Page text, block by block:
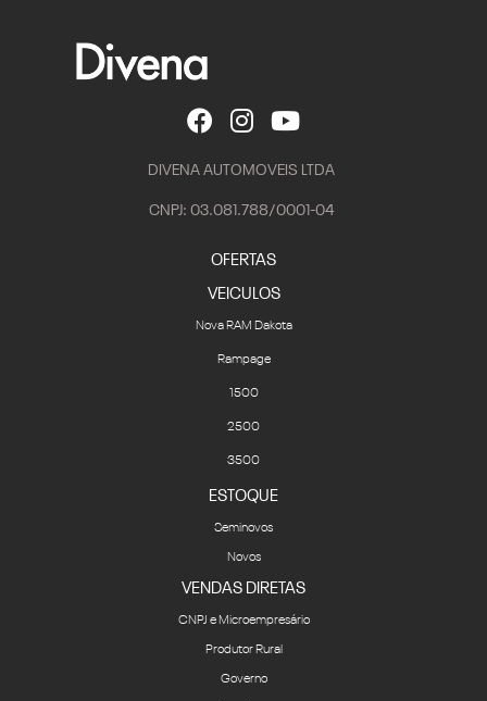
DIVENA AUTOMOVEIS LTDA
CNPJ: 03.081.788/0001-04
OFERTAS
VEICULOS
Nova RAM Dakota
Rampage
1500
2500
3500
ESTOQUE
Seminovos
Novos
VENDAS DIRETAS
CNPJ e Microempresário
Produtor Rural
Governo